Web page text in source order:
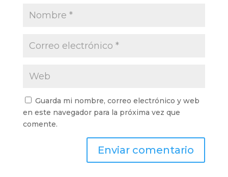
Guarda mi nombre, correo electrónico y web
en este navegador para la próxima vez que
comente.